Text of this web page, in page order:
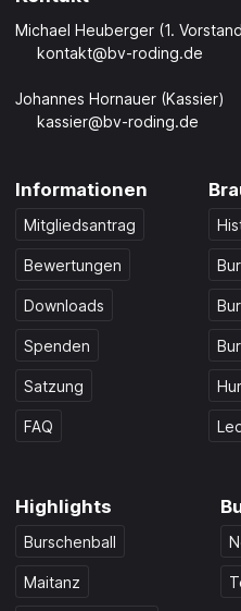
Michael Heuberger (1.
kontakt@bv-roding.de
Johannes Hornauer (Kassier)
kassier@bv-roding.de
Informationen
Mitgliedsantrag
Bewertungen
Downloads
Spenden
Satzung
FAQ
Highlights
Burschenball
Maitanz